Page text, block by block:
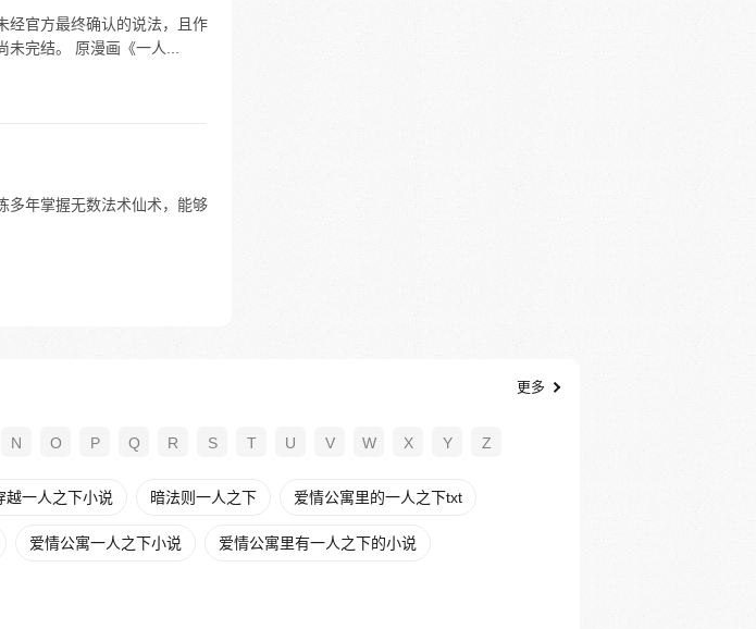
经官方最终确认的说法，且作
完结。 原漫画《一人...
多年掌握无数法术仙术，能够
更多
N O P Q R S T U V W X Y Z
越一人之下小说 暗法则一人之下 爱情公寓里的一人之下txt
爱情公寓一人之下小说 爱情公寓里有一人之下的小说